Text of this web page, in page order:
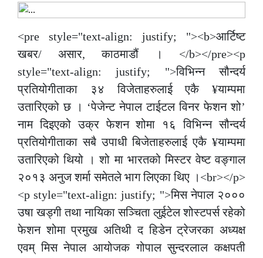
<pre style="text-align: justify; "><b>आर्टिष्ट
खबर/ असार, काठमाडौं । </b></pre><p
style="text-align: justify; ">विभिन्न सौन्दर्य
प्रतियोगीताका ३४ विजेताहरुलाई एकै ¥याम्पमा
उतारिएको छ । ‘पेजेन्ट नेपाल टाईटल विनर फेशन शो’
नाम दिइएको उक्र फेशन शोमा १६ विभिन्न सौन्दर्य
प्रतियोगीताका सबै उपाधी बिजेताहरुलाई एकै ¥याम्पमा
उतारिएको थियो । शो मा भारतको मिस्टर वेष्ट वङ्गाल
२०१३ अनुज शर्मा समेतले भाग लिएका थिए ।<br></p>
<p style="text-align: justify; ">मिस नेपाल २०००
उषा खड्गी तथा नायिका सञ्चिता लुईटेल शोस्टपर्स रहेको
फेशन शोमा प्रमुख अतिथी द हिडेन ट्रेजरका अध्यक्ष
एवम् मिस नेपाल आयोजक गोपाल सुन्दरलाल कक्षपती